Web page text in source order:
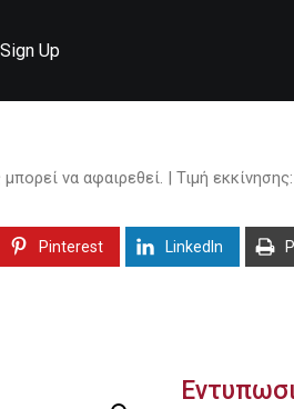
Up
να αφαιρεθεί. | Τιμή
Pinterest LinkedIn